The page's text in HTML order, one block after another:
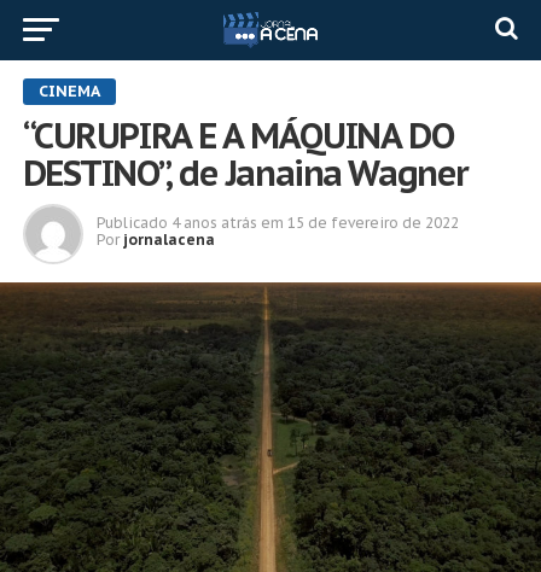
CINEMA
“CURUPIRA E A MÁQUINA DO
DESTINO”, de Janaina Wagner
Publicado 4 anos atrás em 15 de fevereiro de 2022
Por jornalacena